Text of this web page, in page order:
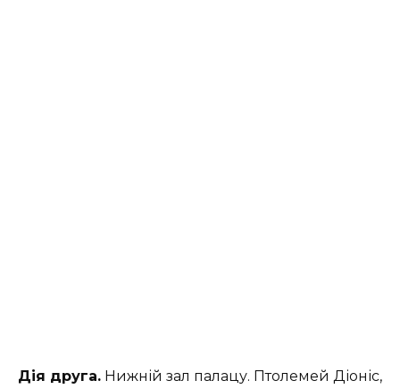
Дія друга. Нижній зал палацу. Птолемей Діоніс,